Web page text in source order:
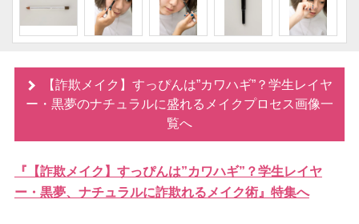
【詐欺メイク】すっぴんは”カワハギ”？学生レイヤ
ー・黒夢のナチュラルに盛れるメイクプロセス画像一
覧へ
『【詐欺メイク】すっぴんは”カワハギ”？学生レイヤ
ー・黒夢、ナチュラルに詐欺れるメイク術』特集へ